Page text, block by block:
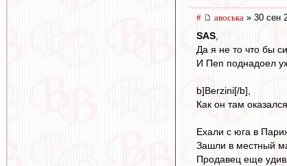
# авоська » 30 сен
SAS
Да я не то что бы
И Пеп поднадоел
b]Berzini[/b],
Как он там
Ехали с юга в
Зашли в местный
Продавец еще